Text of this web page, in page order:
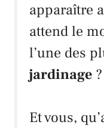
apparaître
attend le
l’une des
jardinage ?
Et vous,